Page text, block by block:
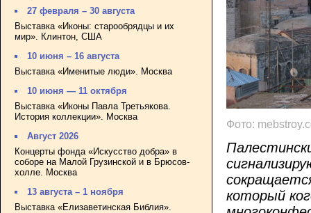
27 февраля – 30 августа
Выставка «Иконы: старообрядцы и их
мир». Клинтон, США
10 июня – 16 августа
Выставка «Именитые люди». Москва
10 июня — 11 октября
Выставка «Иконы Павла Третьякова.
История коллекции». Москва
Август 2026
Концерты фонда «Искусство добра» в
соборе на Малой Грузинской и в Брюсов-
холле. Москва
13 августа – 1 ноября
Выставка «Елизаветинская Библия».
Фото:
который